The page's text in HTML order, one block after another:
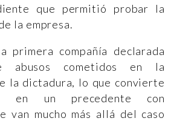
que permitió probar la
la empresa.
primera compañía declarada
abusos cometidos en la
la dictadura, lo que convierte
en un precedente con
van mucho más allá del caso